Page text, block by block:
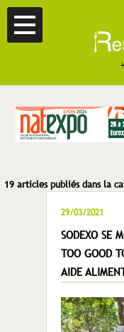
19 articles publiés dans la
29/03/2021
SODEXO SE
TOO GOOD
AIDE